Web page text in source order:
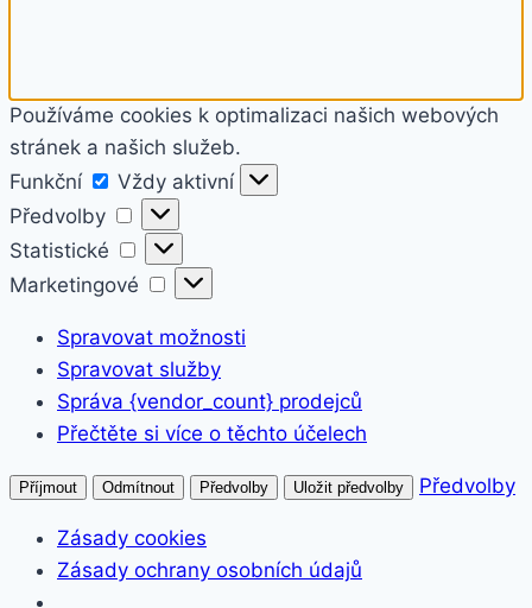
Používáme cookies k optimalizaci našich webových
stránek a našich služeb.
Funkční
Funkční
Vždy aktivní
Předvolby
Předvolby
Statistické
Statistické
Marketingové
Marketingové
Spravovat možnosti
Spravovat služby
Správa {vendor_count} prodejců
Přečtěte si více o těchto účelech
Příjmout Odmítnout Předvolby Uložit předvolby Předvolby
Zásady cookies
Zásady ochrany osobních údajů